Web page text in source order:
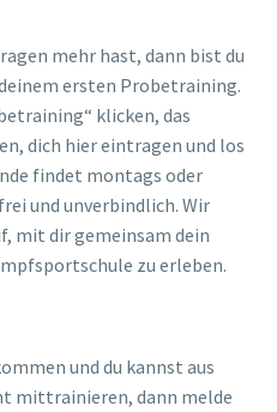
mehr hast, dann bist du
ersten Probetraining.
klicken, das
dich hier eintragen und los
findet montags oder
und unverbindlich. Wir
mit dir gemeinsam dein
zu erleben.
und du kannst aus
mittrainieren, dann melde